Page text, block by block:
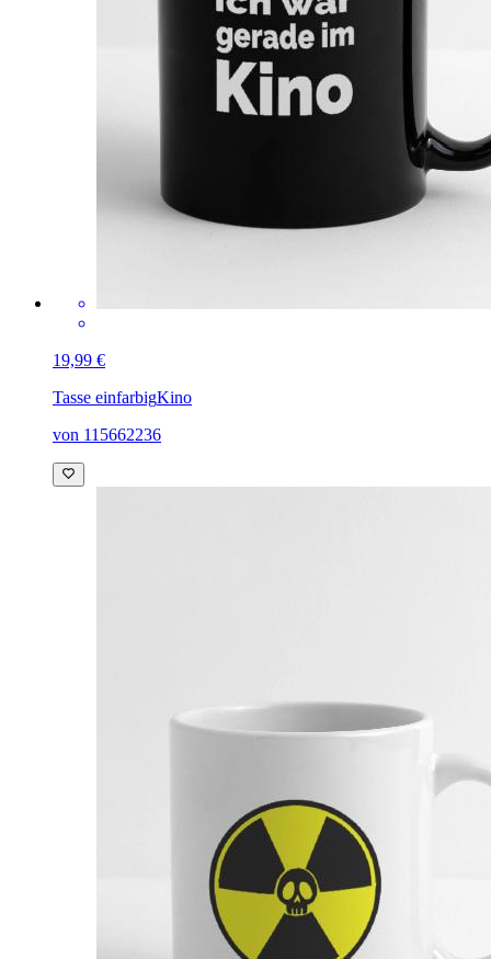
19,99 €
Tasse einfarbigKino
von 115662236